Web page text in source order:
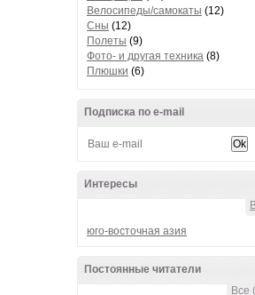
Велосипеды/самокаты (12)
Сны (12)
Полеты (9)
Фото- и другая техника (8)
Плюшки (6)
Подписка по e-mail
Интересы
юго-восточная азия
Постоянные читатели
Все